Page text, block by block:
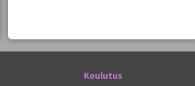
Koulutus